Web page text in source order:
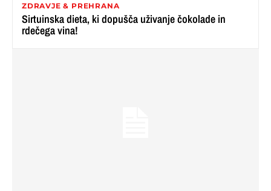
ZDRAVJE & PREHRANA
Sirtuinska dieta, ki dopušča uživanje čokolade in
rdečega vina!